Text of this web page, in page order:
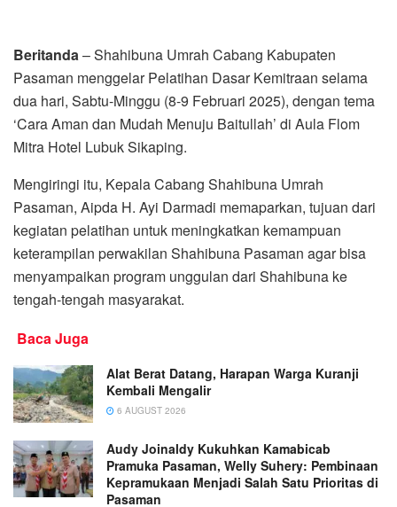
Beritanda– Shahibuna Umrah Cabang Kabupaten
Pasaman menggelar Pelatihan Dasar Kemitraan selama
dua hari, Sabtu-Minggu (8-9 Februari 2025), dengan tema
‘Cara Aman dan Mudah Menuju Baitullah’ di Aula Flom
Mitra Hotel Lubuk Sikaping.
Mengiringi itu, Kepala Cabang Shahibuna Umrah
Pasaman, Aipda H. Ayi Darmadi memaparkan, tujuan dari
kegiatan pelatihan untuk meningkatkan kemampuan
keterampilan perwakilan Shahibuna Pasaman agar bisa
menyampaikan program unggulan dari Shahibuna ke
tengah-tengah masyarakat.
Baca Juga
Alat Berat Datang, Harapan Warga Kuranji
Kembali Mengalir
6 AUGUST 2026
Audy Joinaldy Kukuhkan Kamabicab
Pramuka Pasaman, Welly Suhery: Pembinaan
Kepramukaan Menjadi Salah Satu Prioritas di
Pasaman